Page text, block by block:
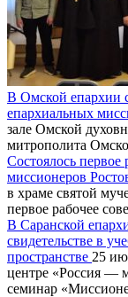
В Омской епархии
епархиальных
зале Омской
митрополита
Состоялось первое
миссионеров
в храме святой
первое рабочее
В Саранской
свидетельстве в
пространстве 25
центре «Россия —
семинар